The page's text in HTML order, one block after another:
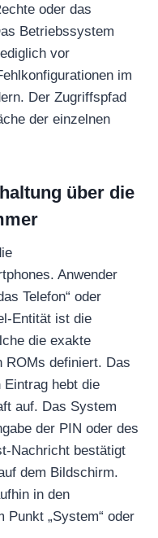
oder das
Betriebssystem
vor
im
Der Zugriffspfad
der einzelnen
über die
Anwender
Telefon“ oder
Entität ist die
die exakte
ROMs definiert. Das
Eintrag hebt die
auf. Das System
der PIN oder des
Nachricht bestätigt
dem Bildschirm.
in den
Punkt „System“ oder